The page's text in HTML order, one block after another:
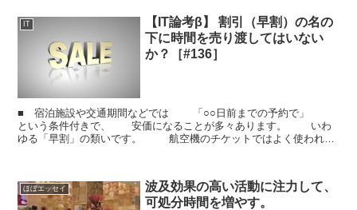
IT
【IT論考β】 割引（早割）の名の
下に時間を売り渡してはいない
か？［#136］
■ 宿泊施設や交通期間などでは 「○○日前までの予約で」
という条件付きで、 安価になることが多々あります。 いわ
ゆる「早割」の類いです。 航空機のチケットではよく使われま
ほぼエッセイ
波及効果の高い活動に注力して、
可処分時間を増やす。